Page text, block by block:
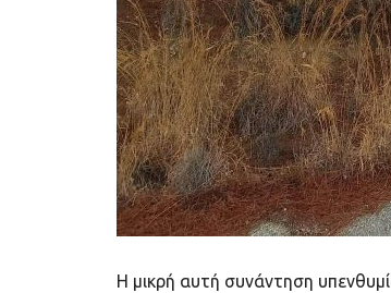
Η μικρή αυτή συνάντηση